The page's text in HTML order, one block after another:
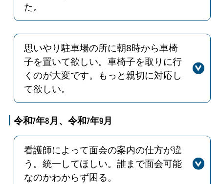
た。
回答
当院は敷地内禁煙となっております。
職員による不定期の巡回をしており、
敷地内全面禁煙であることを指導の
上、禁煙にご協力いただけますようお
声がけさせていただきます。
思いやり駐車場の所に朝8時から車椅
子を置いて欲しい。車椅子を取りに行
くのが大変です。もっと親切に対応し
て欲しい。
回答
現在、身障者駐車場（第2駐車場）に
て、ご利用いただける車椅子をご用意
しております。加えて、アイン薬局前
の駐車場精算機付近にも数台配置いた
しますので、ご利用ください。
令和7年8月、令和7年9月
看護師によって面会の案内の仕方が違
う。統一してほしい。誰まで面会可能
なのかわからず困る。